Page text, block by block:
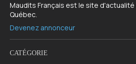
Maudits Français est le site d'actualité
Québec.
Devenez annonceur
CATÉGORIE